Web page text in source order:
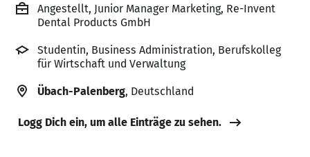
Angestellt, Junior Manager Marketing, Re-Invent
Dental Products GmbH
Studentin, Business Administration, Berufskolleg
für Wirtschaft und Verwaltung
Übach-Palenberg, Deutschland
Logg Dich ein, um alle Einträge zu sehen.